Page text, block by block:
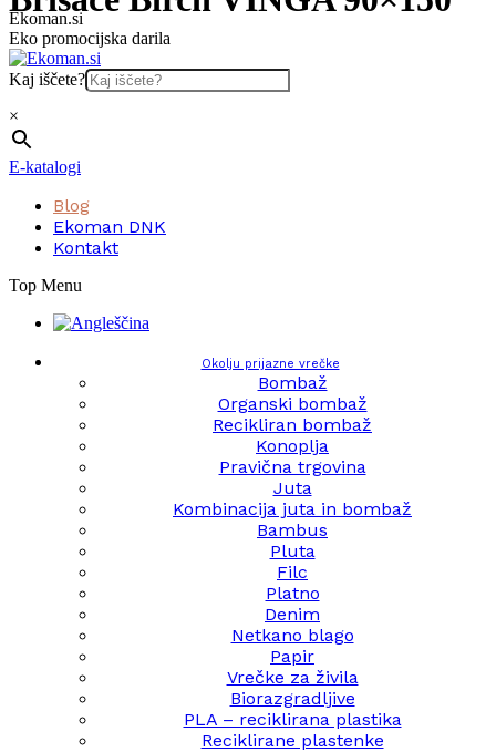
Skip
to
content
Ekoman.si
Eko promocijska darila
Kaj iščete?
×
E-katalogi
Blog
Ekoman DNK
Kontakt
Top Menu
Okolju prijazne vrečke
Bombaž
Organski bombaž
Recikliran bombaž
Konoplja
Pravična trgovina
Juta
Kombinacija juta in bombaž
Bambus
Pluta
Filc
Platno
Denim
Netkano blago
Papir
Vrečke za živila
Biorazgradljive
PLA – reciklirana plastika
Reciklirane plastenke